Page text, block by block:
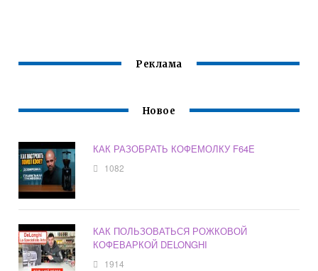
Реклама
Новое
КАК РАЗОБРАТЬ КОФЕМОЛКУ F64E
1082
КАК ПОЛЬЗОВАТЬСЯ РОЖКОВОЙ
КОФЕВАРКОЙ DELONGHI
1914